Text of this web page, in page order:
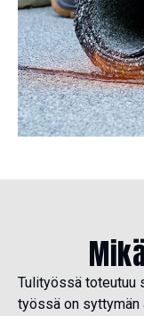
Tulityössä toteutuu
työssä on syttymän